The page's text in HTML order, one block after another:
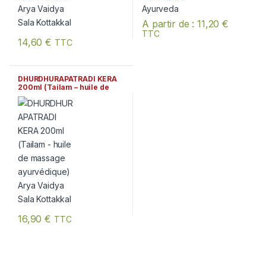
14,60€ TTC
A partir de :11,20€
TTC
Ce produit a plusieurs
DHURDHURAPATRADI KERA
200ml (Tailam – huile de
massage ayurvédique) Arya
Vaidya Sala Kottakkal
16,90€ TTC